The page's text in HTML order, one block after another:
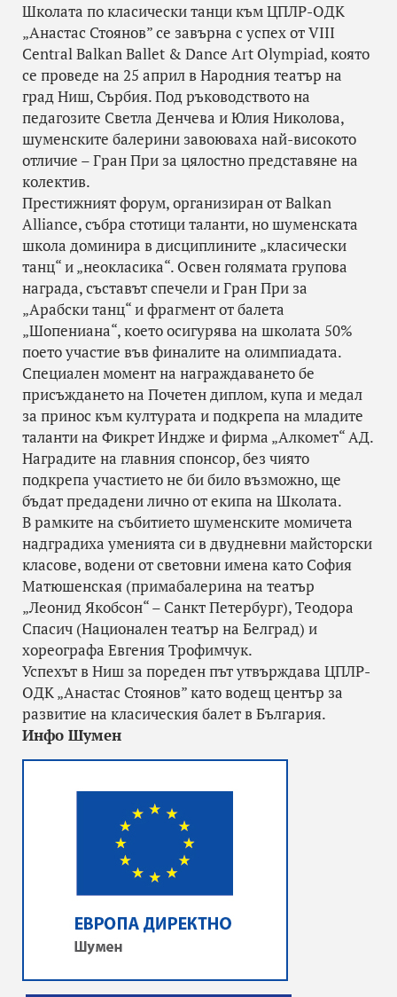
Школата по класически танци към ЦПЛР-ОДК
„Анастас Стоянов” се завърна с успех от VIII
Central Balkan Ballet & Dance Art Olympiad, която
се проведе на 25 април в Народния театър на
град Ниш, Сърбия. Под ръководството на
педагозите Светла Денчева и Юлия Николова,
шуменските балерини завоюваха най-високото
отличие – Гран При за цялостно представяне на
колектив.
Престижният форум, организиран от Balkan
Alliance, събра стотици таланти, но шуменската
школа доминира в дисциплините „класически
танц“ и „неокласика“. Освен голямата групова
награда, съставът спечели и Гран При за
„Арабски танц“ и фрагмент от балета
„Шопениана“, което осигурява на школата 50%
поето участие във финалите на олимпиадата.
Специален момент на награждаването бе
присъждането на Почетен диплом, купа и медал
за принос към културата и подкрепа на младите
таланти на Фикрет Индже и фирма „Алкомет“ АД.
Наградите на главния спонсор, без чиято
подкрепа участието не би било възможно, ще
бъдат предадени лично от екипа на Школата.
В рамките на събитието шуменските момичета
надградиха уменията си в двудневни майсторски
класове, водени от световни имена като София
Матюшенская (примабалерина на театър
„Леонид Якобсон“ – Санкт Петербург), Теодора
Спасич (Национален театър на Белград) и
хореографа Евгения Трофимчук.
Успехът в Ниш за пореден път утвърждава ЦПЛР-
ОДК „Анастас Стоянов” като водещ център за
развитие на класическия балет в България.
Инфо Шумен